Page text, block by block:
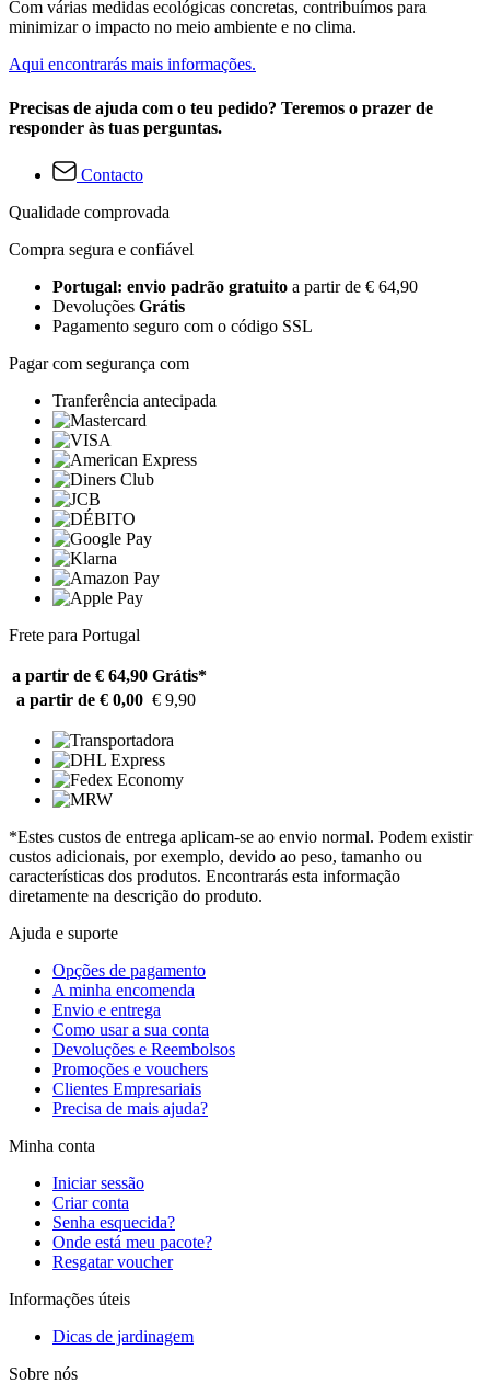
Com várias medidas ecológicas concretas, contribuímos para
minimizar o impacto no meio ambiente e no clima.
Aqui encontrarás mais informações.
Precisas de ajuda com o teu pedido? Teremos o prazer de
responder às tuas perguntas.
Contacto
Qualidade comprovada
Compra segura e confiável
Portugal: envio padrão gratuito a partir de € 64,90
Devoluções Grátis
Pagamento seguro com o código SSL
Pagar com segurança com
Tranferência antecipada
Frete para Portugal
a partir de € 64,90 Grátis*
a partir de € 0,00 € 9,90
*Estes custos de entrega aplicam-se ao envio normal. Podem existir
custos adicionais, por exemplo, devido ao peso, tamanho ou
características dos produtos. Encontrarás esta informação
diretamente na descrição do produto.
Ajuda e suporte
Opções de pagamento
A minha encomenda
Envio e entrega
Como usar a sua conta
Devoluções e Reembolsos
Promoções e vouchers
Clientes Empresariais
Precisa de mais ajuda?
Minha conta
Iniciar sessão
Criar conta
Senha esquecida?
Onde está meu pacote?
Resgatar voucher
Informações úteis
Dicas de jardinagem
Sobre nós